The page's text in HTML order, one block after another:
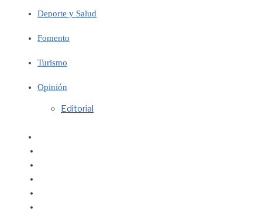
Deporte y Salud
Fomento
Turismo
Opinión
Editorial